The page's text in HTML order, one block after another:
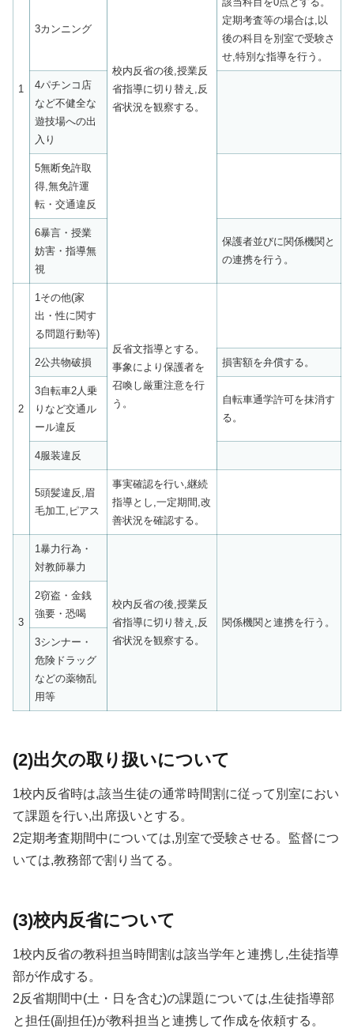
1
校内反省の後,授業反
省指導に切り替え,反
省状況を観察する。
3カンニング
定期考査等の場合は,以
後の科目を別室で受験さ
せ,特別な指導を行う。
4パチンコ店
など不健全な
遊技場への出
入り
5無断免許取
得,無免許運
転・交通違反
6暴言・授業
妨害・指導無
視
保護者並びに関係機関と
の連携を行う。
2
1その他(家
出・性に関す
る問題行動等)
反省文指導とする。
事象により保護者を
召喚し厳重注意を行
う。
2公共物破損 損害額を弁償する。
3自転車2人乗
りなど交通ル
ール違反
自転車通学許可を抹消す
る。
4服装違反
5頭髪違反,眉
毛加工,ピアス
事実確認を行い,継続
指導とし,一定期間,改
善状況を確認する。
3
1暴力行為・
対教師暴力
校内反省の後,授業反
省指導に切り替え,反
省状況を観察する。
関係機関と連携を行う。
2窃盗・金銭
強要・恐喝
3シンナー・
危険ドラッグ
などの薬物乱
用等
(2)出欠の取り扱いについて
1校内反省時は,該当生徒の通常時間割に従って別室におい
て課題を行い,出席扱いとする。
2定期考査期間中については,別室で受験させる。監督につ
いては,教務部で割り当てる。
(3)校内反省について
1校内反省の教科担当時間割は該当学年と連携し,生徒指導
部が作成する。
2反省期間中(土・日を含む)の課題については,生徒指導部
と担任(副担任)が教科担当と連携して作成を依頼する。